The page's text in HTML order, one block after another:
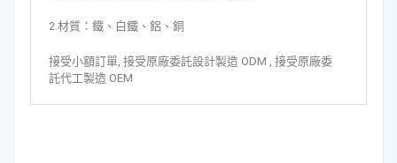
2.材質：鐵、白鐵、鋁、銅
接受小額訂單, 接受原廠委託設計製造 ODM , 接受原廠委
託代工製造 OEM